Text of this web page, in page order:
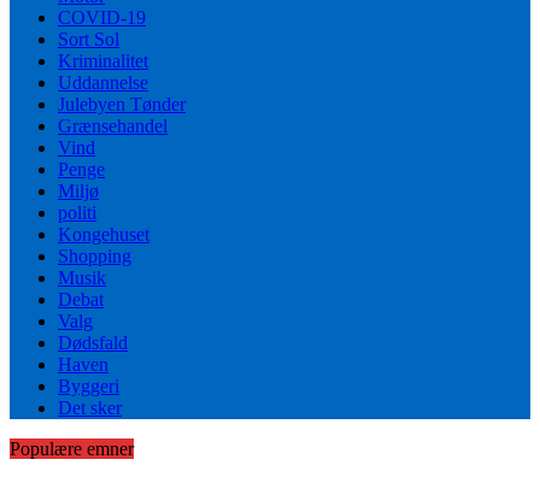
COVID-19
Sort Sol
Kriminalitet
Uddannelse
Julebyen Tønder
Grænsehandel
Vind
Penge
Miljø
politi
Kongehuset
Shopping
Musik
Debat
Valg
Dødsfald
Haven
Byggeri
Det sker
Populære emner